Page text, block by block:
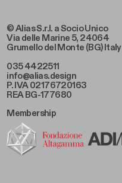
© Alias S.r.l. a Socio Unico
Via delle Marine 5, 24064
Grumello del Monte (BG) Italy
035 4422511
info@alias.design
P. IVA 02176720163
REA BG-177680
Membership